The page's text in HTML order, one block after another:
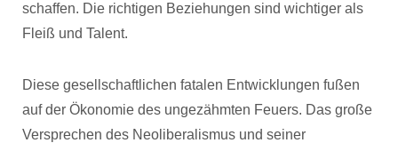
schaffen. Die richtigen Beziehungen sind wichtiger als
Fleiß und Talent.
Diese gesellschaftlichen fatalen Entwicklungen fußen
auf der Ökonomie des ungezähmten Feuers. Das große
Versprechen des Neoliberalismus und seiner